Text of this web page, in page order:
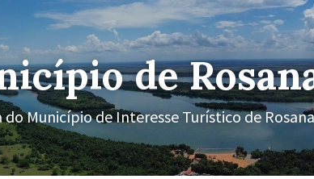
de
Município de Interesse Turístico de Rosana